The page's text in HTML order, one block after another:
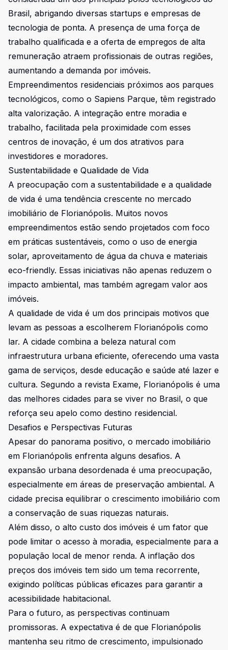
Brasil, abrigando diversas startups e empresas de
tecnologia de ponta. A presença de uma força de
trabalho qualificada e a oferta de empregos de alta
remuneração atraem profissionais de outras regiões,
aumentando a demanda por imóveis.
Empreendimentos residenciais próximos aos parques
tecnológicos, como o Sapiens Parque, têm registrado
alta valorização. A integração entre moradia e
trabalho, facilitada pela proximidade com esses
centros de inovação, é um dos atrativos para
investidores e moradores.
Sustentabilidade e Qualidade de Vida
A preocupação com a sustentabilidade e a qualidade
de vida é uma tendência crescente no mercado
imobiliário de Florianópolis. Muitos novos
empreendimentos estão sendo projetados com foco
em práticas sustentáveis, como o uso de energia
solar, aproveitamento de água da chuva e materiais
eco-friendly. Essas iniciativas não apenas reduzem o
impacto ambiental, mas também agregam valor aos
imóveis.
A qualidade de vida é um dos principais motivos que
levam as pessoas a escolherem Florianópolis como
lar. A cidade combina a beleza natural com
infraestrutura urbana eficiente, oferecendo uma vasta
gama de serviços, desde educação e saúde até lazer e
cultura. Segundo a revista Exame, Florianópolis é uma
das melhores cidades para se viver no Brasil, o que
reforça seu apelo como destino residencial.
Desafios e Perspectivas Futuras
Apesar do panorama positivo, o mercado imobiliário
em Florianópolis enfrenta alguns desafios. A
expansão urbana desordenada é uma preocupação,
especialmente em áreas de preservação ambiental. A
cidade precisa equilibrar o crescimento imobiliário com
a conservação de suas riquezas naturais.
Além disso, o alto custo dos imóveis é um fator que
pode limitar o acesso à moradia, especialmente para a
população local de menor renda. A inflação dos
preços dos imóveis tem sido um tema recorrente,
exigindo políticas públicas eficazes para garantir a
acessibilidade habitacional.
Para o futuro, as perspectivas continuam
promissoras. A expectativa é de que Florianópolis
mantenha seu ritmo de crescimento, impulsionado